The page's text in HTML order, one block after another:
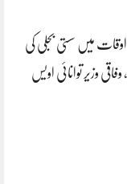
میں سستی بجلی کی
وزیر توانائی اویس